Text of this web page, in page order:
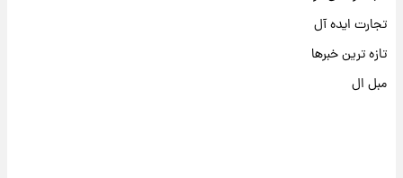
تجارت ایده آل
تازه ترین خبرها
مبل ال